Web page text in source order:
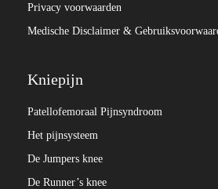
Privacy voorwaarden
Medische Disclaimer &
Kniepijn
Patellofemoraal Pijnsyndroom
Het pijnsysteem
De Jumpers knee
De Runner’s knee